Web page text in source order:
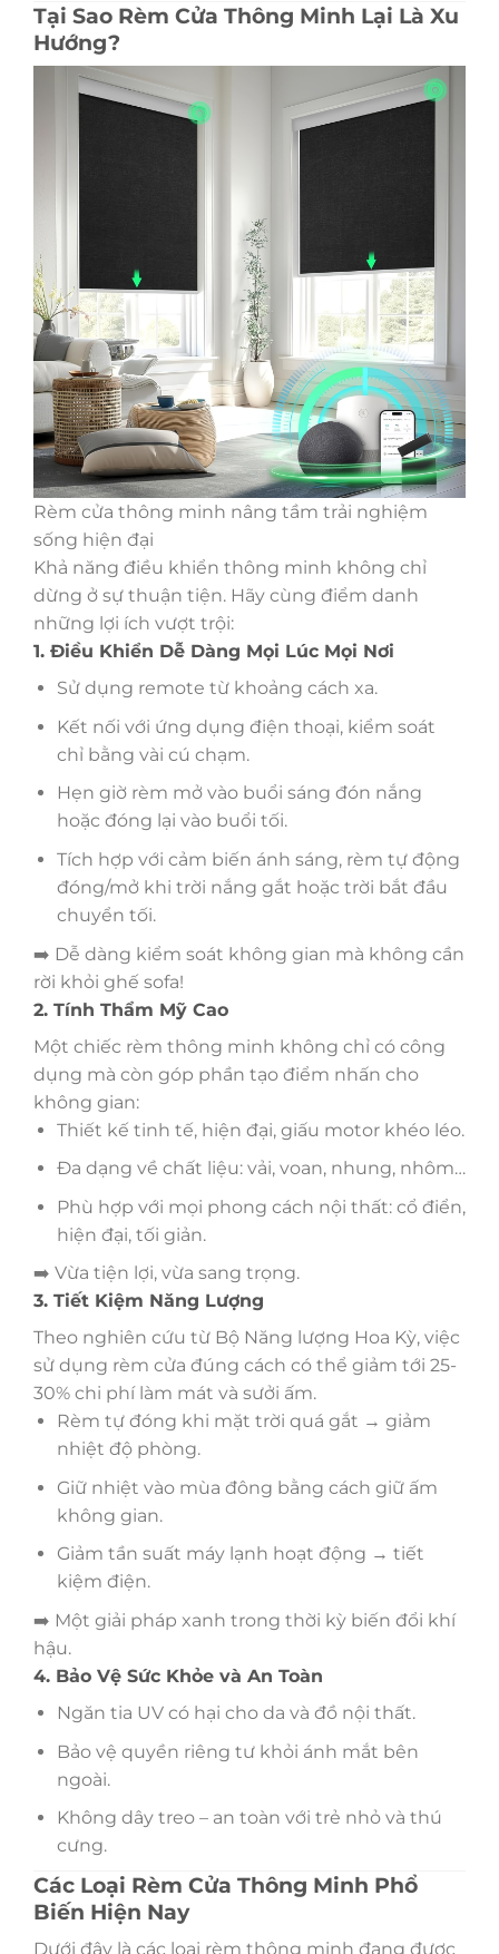
Tại Sao Rèm Cửa Thông Minh Lại Là Xu
Hướng?
Rèm cửa thông minh nâng tầm trải nghiệm
sống hiện đại
Khả năng điều khiển thông minh không chỉ
dừng ở sự thuận tiện. Hãy cùng điểm danh
những lợi ích vượt trội:
1. Điều Khiển Dễ Dàng Mọi Lúc Mọi Nơi
Sử dụng remote từ khoảng cách xa.
Kết nối với ứng dụng điện thoại, kiểm soát
chỉ bằng vài cú chạm.
Hẹn giờ rèm mở vào buổi sáng đón nắng
hoặc đóng lại vào buổi tối.
Tích hợp với cảm biến ánh sáng, rèm tự động
đóng/mở khi trời nắng gắt hoặc trời bắt đầu
chuyển tối.
➡️ Dễ dàng kiểm soát không gian mà không cần
rời khỏi ghế sofa!
2. Tính Thẩm Mỹ Cao
Một chiếc rèm thông minh không chỉ có công
dụng mà còn góp phần tạo điểm nhấn cho
không gian:
Thiết kế tinh tế, hiện đại, giấu motor khéo léo.
Đa dạng về chất liệu: vải, voan, nhung, nhôm…
Phù hợp với mọi phong cách nội thất: cổ điển,
hiện đại, tối giản.
➡️ Vừa tiện lợi, vừa sang trọng.
3. Tiết Kiệm Năng Lượng
Theo nghiên cứu từ Bộ Năng lượng Hoa Kỳ, việc
sử dụng rèm cửa đúng cách có thể giảm tới 25-
30% chi phí làm mát và sưởi ấm.
Rèm tự đóng khi mặt trời quá gắt → giảm
nhiệt độ phòng.
Giữ nhiệt vào mùa đông bằng cách giữ ấm
không gian.
Giảm tần suất máy lạnh hoạt động → tiết
kiệm điện.
➡️ Một giải pháp xanh trong thời kỳ biến đổi khí
hậu.
4. Bảo Vệ Sức Khỏe và An Toàn
Ngăn tia UV có hại cho da và đồ nội thất.
Bảo vệ quyền riêng tư khỏi ánh mắt bên
ngoài.
Không dây treo – an toàn với trẻ nhỏ và thú
cưng.
Các Loại Rèm Cửa Thông Minh Phổ
Biến Hiện Nay
Dưới đây là các loại rèm thông minh đang được